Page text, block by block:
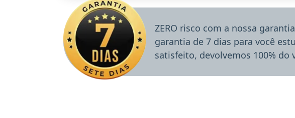
ZERO risco com a nossa
garantia de 7 dias para você
satisfeito, devolvemos 100% do